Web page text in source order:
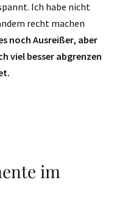
Ich habe nicht
recht machen
noch Ausreißer, aber
viel besser abgrenzen
im